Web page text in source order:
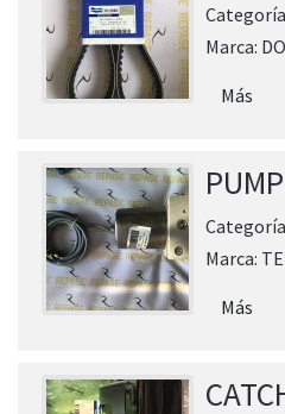
Marca:
Más
Marca:
Más